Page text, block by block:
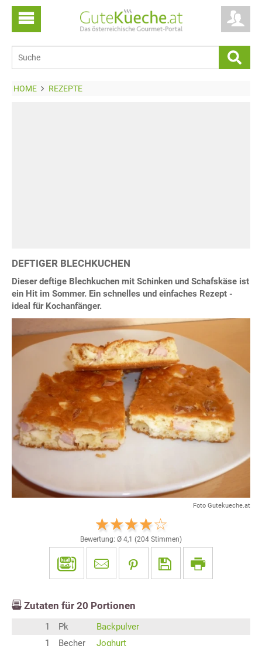
HOME REZEPTE
DEFTIGER BLECHKUCHEN
Dieser deftige Blechkuchen mit Schinken und Schafskäse ist
ein Hit im Sommer. Ein schnelles und einfaches Rezept -
ideal für Kochanfänger.
Foto Gutekueche.at
Bewertung: Ø 4,1 (204 Stimmen)
Zutaten für 20 Portionen
1 Pk
Backpulver
1
Becher
Joghurt